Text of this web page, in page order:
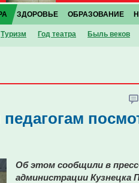
Туризм Год театра Быль веков
ЗДОРОВЬЕ ОБРАЗОВАНИЕ
Об этом сообщили в
администрации Кузнецка